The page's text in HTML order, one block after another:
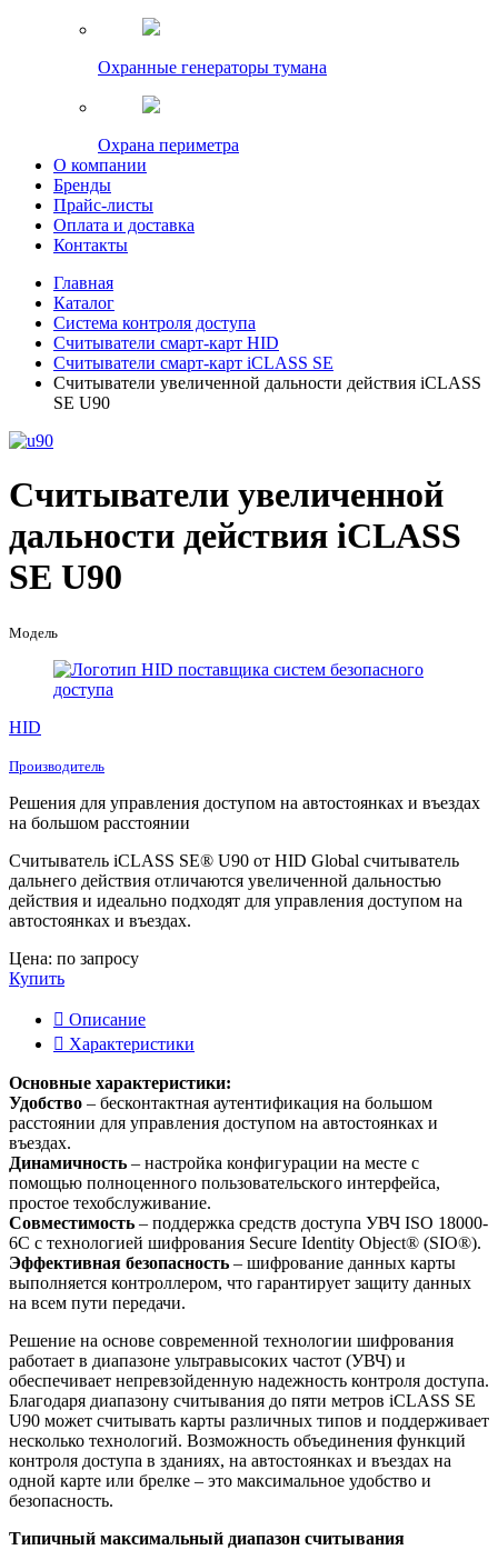
Охранные генераторы тумана
Охрана периметра
О компании
Бренды
Прайс-листы
Оплата и доставка
Контакты
Главная
Каталог
Система контроля доступа
Считыватели смарт-карт HID
Считыватели смарт-карт iCLASS SE
Считыватели увеличенной дальности действия iCLASS
SE U90
Считыватели увеличенной
дальности действия iCLASS
SE U90
Модель
HID
Производитель
Решения для управления доступом на автостоянках и въездах
на большом расстоянии
Считыватель iCLASS SE® U90 от HID Global считыватель
дальнего действия отличаются увеличенной дальностью
действия и идеально подходят для управления доступом на
автостоянках и въездах.
Цена: по запросу
Купить
Описание
Характеристики
Основные характеристики:
Удобство – бесконтактная аутентификация на большом
расстоянии для управления доступом на автостоянках и
въездах.
Динамичность – настройка конфигурации на месте с
помощью полноценного пользовательского интерфейса,
простое техобслуживание.
Совместимость – поддержка средств доступа УВЧ ISO 18000-
6C с технологией шифрования Secure Identity Object® (SIO®).
Эффективная безопасность – шифрование данных карты
выполняется контроллером, что гарантирует защиту данных
на всем пути передачи.
Решение на основе современной технологии шифрования
работает в диапазоне ультравысоких частот (УВЧ) и
обеспечивает непревзойденную надежность контроля доступа.
Благодаря диапазону считывания до пяти метров iCLASS SE
U90 может считывать карты различных типов и поддерживает
несколько технологий. Возможность объединения функций
контроля доступа в зданиях, на автостоянках и въездах на
одной карте или брелке – это максимальное удобство и
безопасность.
Типичный максимальный диапазон считывания